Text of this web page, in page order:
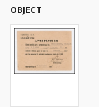
OBJECT